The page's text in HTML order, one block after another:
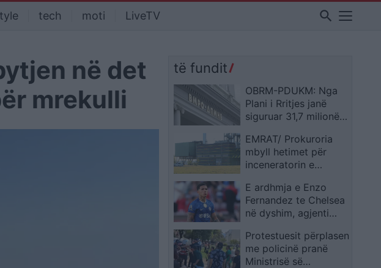
tech moti LiveTV search
në det
mrekulli
të fundit
OBRM-PDUKM: Nga
Plani i Rritjes janë
siguruar 31,7 milionë
transformimin digjital
EMRAT/ Prokuroria
mbyll hetimet për
inceneratorin e
gjykim 10 persona
E ardhmja e Enzo
Fernandez te Chelsea
në dyshim, agjenti
një transferim të
mundshëm
Protestuesit përplasen
me policinë pranë
Ministrisë së